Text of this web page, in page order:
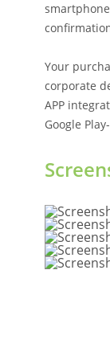
Your
corporate
APP
Google